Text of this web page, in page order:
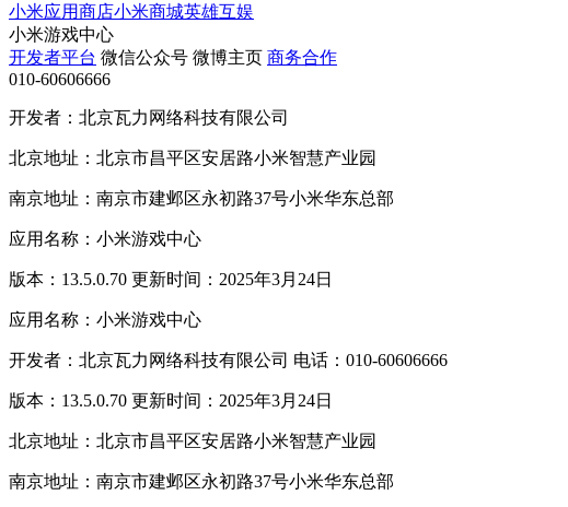
小米应用商店小米商城英雄互娱
小米游戏中心
开发者平台 微信公众号 微博主页 商务合作
010-60606666
开发者：北京瓦力网络科技有限公司
北京地址：北京市昌平区安居路小米智慧产业园
南京地址：南京市建邺区永初路37号小米华东总部
应用名称：小米游戏中心
版本：13.5.0.70 更新时间：2025年3月24日
应用名称：小米游戏中心
开发者：北京瓦力网络科技有限公司 电话：010-60606666
版本：13.5.0.70 更新时间：2025年3月24日
北京地址：北京市昌平区安居路小米智慧产业园
南京地址：南京市建邺区永初路37号小米华东总部